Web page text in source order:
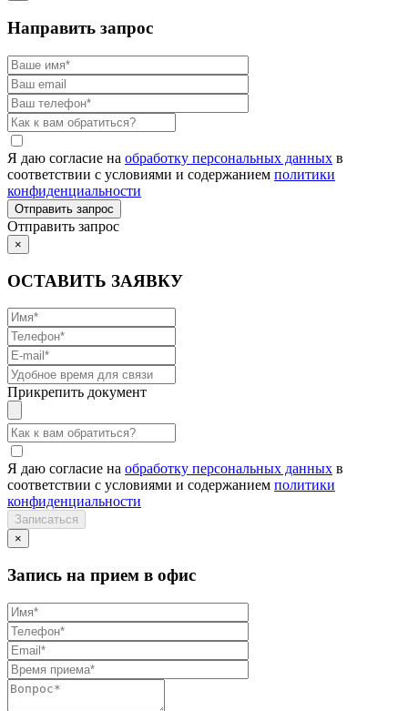
Направить запрос
Я даю согласие на обработку персональных данных в
соответствии с условиями и содержанием политики
конфиденциальности
Отправить запрос
×
ОСТАВИТЬ ЗАЯВКУ
Прикрепить документ
Я даю согласие на обработку персональных данных в
соответствии с условиями и содержанием политики
конфиденциальности
×
Запись на прием в офис